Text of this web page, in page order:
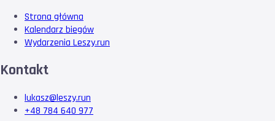
Strona główna
Kalendarz biegów
Wydarzenia Leszy.run
Kontakt
lukasz@leszy.run
+48 784 640 977